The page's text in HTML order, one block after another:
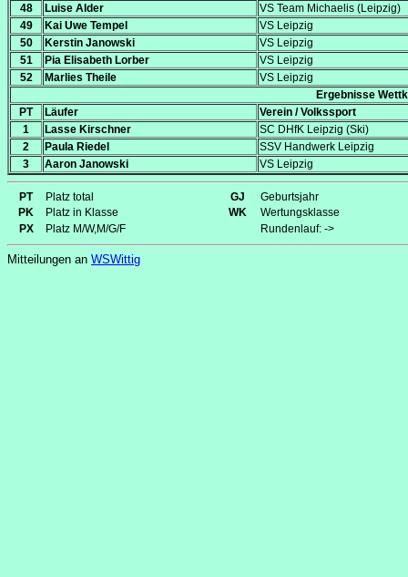
48
Luise Alder
VS Team Michaelis (Leipzig)
49
Kai Uwe Tempel
VS Leipzig
50
Kerstin Janowski
VS Leipzig
51
Pia Elisabeth Lorber
VS Leipzig
52
Marlies Theile
VS Leipzig
Ergebnisse
PT
Läufer
Verein / Volkssport
1
Lasse Kirschner
SC DHfK Leipzig (Ski)
2
Paula Riedel
SSV Handwerk Leipzig
3
Aaron Janowski VS Leipzig
PT Platz total GJ
Geburtsjahr
PK
Platz in Klasse WK
Wertungsklasse
PX
Platz M/W,M/G/F Rundenlauf: ->
Mitteilungen an WSWittig